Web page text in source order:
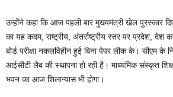
उन्होंने कहा कि आज पहली बार मुख्यमंत्री खेल पुरस्कार
का यह कदम, राष्ट्रीय, अंतर्राष्ट्रीय स्तर पर प्रदेश, देश
बोर्ड परीक्षा नकलविहीन हुई बिना पेपर लीक के। सीएम के
आईसीटी लैब की स्थापना हो रही है। माध्यमिक संस्कृत
भवन का आज शिलान्यास भी होगा।